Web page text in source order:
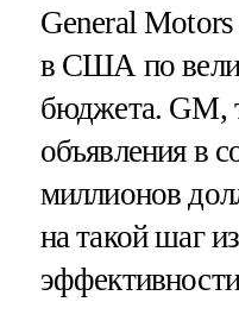
General
в США по
бюджета. GM,
объявления в
миллионов
на такой шаг